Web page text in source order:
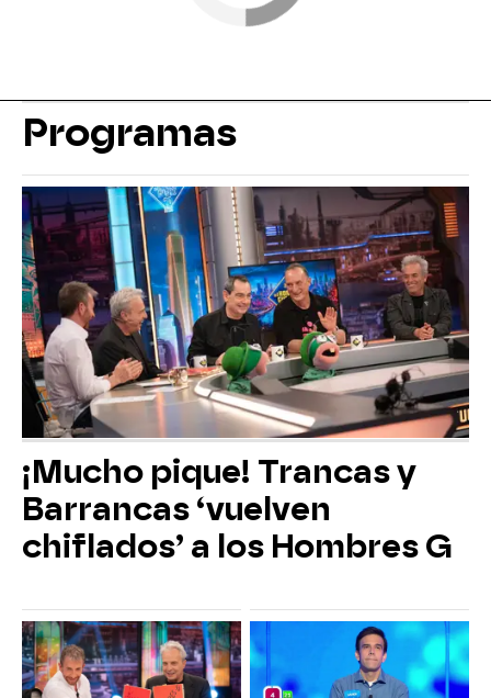
Programas
¡Mucho pique! Trancas y
Barrancas ‘vuelven
chiflados’ a los Hombres G